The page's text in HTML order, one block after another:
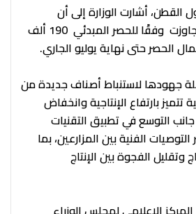
أشارت الوزارة إلى أن
المساحة المزروعة تجاوزت وفقًا للحصر المبدئي 190 ألف
الحصر حتى نهاية يوليو الجاري.
جهودها لاستنباط أصناف جديدة من
تتميز بارتفاع الإنتاجية وانخفاض
التوسع في تطبيق التقنيات
التوصيات الفنية بين المزارعين، بما
وتقليل الفجوة بين الإنتاج